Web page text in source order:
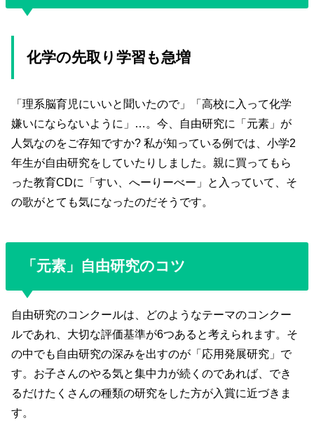
化学の先取り学習も急増
「理系脳育児にいいと聞いたので」「高校に入って化学
嫌いにならないように」…。今、自由研究に「元素」が
人気なのをご存知ですか? 私が知っている例では、小学2
年生が自由研究をしていたりしました。親に買ってもら
った教育CDに「すい、へーりーべー」と入っていて、そ
の歌がとても気になったのだそうです。
「元素」自由研究のコツ
自由研究のコンクールは、どのようなテーマのコンクー
ルであれ、大切な評価基準が6つあると考えられます。そ
の中でも自由研究の深みを出すのが「応用発展研究」で
す。お子さんのやる気と集中力が続くのであれば、でき
るだけたくさんの種類の研究をした方が入賞に近づきま
す。